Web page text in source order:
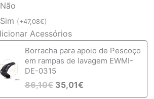
Não
Sim (+47,08€)
Acessórios
Borracha para apoio de Pescoço
em rampas de lavagem EWMI-
DE-0315
86,10€ 35,01€